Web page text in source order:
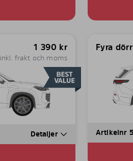
1 390 kr
inkl. frakt och moms
Detaljer
Fyra
Artikelnr